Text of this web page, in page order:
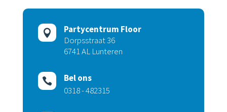

Partycentrum Floor
Dorpsstraat 36
6741 AL Lunteren

Bel ons
0318 - 482315